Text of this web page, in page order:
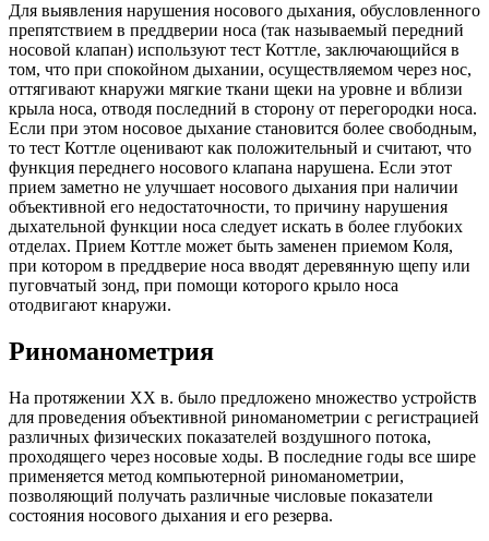
Для выявления нарушения носового дыхания, обусловленного
препятствием в преддверии носа (так называемый передний
носовой клапан) используют тест Коттле, заключающийся в
том, что при спокойном дыхании, осуществляемом через нос,
оттягивают кнаружи мягкие ткани щеки на уровне и вблизи
крыла носа, отводя последний в сторону от перегородки носа.
Если при этом носовое дыхание становится более свободным,
то тест Коттле оценивают как положительный и считают, что
функция переднего носового клапана нарушена. Если этот
прием заметно не улучшает носового дыхания при наличии
объективной его недостаточности, то причину нарушения
дыхательной функции носа следует искать в более глубоких
отделах. Прием Коттле может быть заменен приемом Коля,
при котором в преддверие носа вводят деревянную щепу или
пуговчатый зонд, при помощи которого крыло носа
отодвигают кнаружи.
Риноманометрия
На протяжении XX в. было предложено множество устройств
для проведения объективной риноманометрии с регистрацией
различных физических показателей воздушного потока,
проходящего через носовые ходы. В последние годы все шире
применяется метод компьютерной риноманометрии,
позволяющий получать различные числовые показатели
состояния носового дыхания и его резерва.